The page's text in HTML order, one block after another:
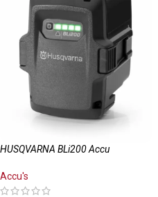
HUSQVARNA BLi200 Accu
Accu's